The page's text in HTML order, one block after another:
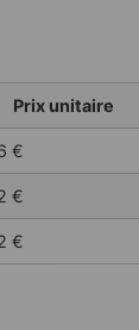
Prix unitaire
€
€
€